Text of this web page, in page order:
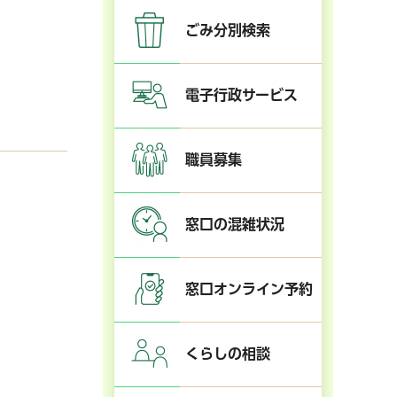
ごみ分別検索
電子行政サービス
職員募集
窓口の混雑状況
窓口オンライン予約
くらしの相談